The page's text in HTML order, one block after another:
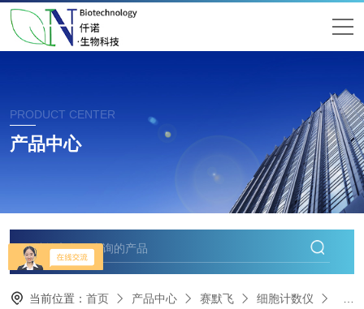
PRODUCT CENTER
产品中心
当前位置： 首页 产品中心 赛默飞 细胞计数仪